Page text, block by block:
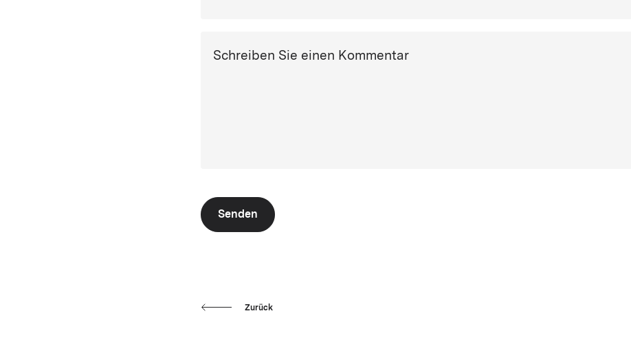
Schreiben Sie einen Kommentar
Senden
Zurück